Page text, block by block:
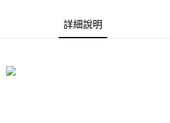
全家取貨付款
付款後全家取貨
詳細說明